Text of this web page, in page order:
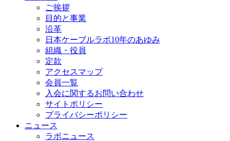
ご挨拶
目的と事業
沿革
日本ケーブルラボ10年のあゆみ
組織・役員
定款
アクセスマップ
会員一覧
入会に関するお問い合わせ
サイトポリシー
プライバシーポリシー
ニュース
ラボニュース